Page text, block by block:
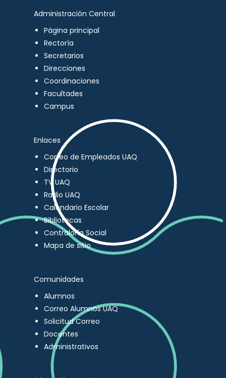
Administración Central
Página principal
Rectoría
Secretarios
Direcciones
Coordinaciones
Facultades
Campus
Enlaces
Correo de Empleados UAQ
Directorio
TV UAQ
Radio UAQ
Calendario Escolar
Bibliotecas
Contraloría Social
Mapa de sitio
Comunidades
Alumnos
Correo Alumnos UAQ
Solicitud Correo
Docentes
Administrativos